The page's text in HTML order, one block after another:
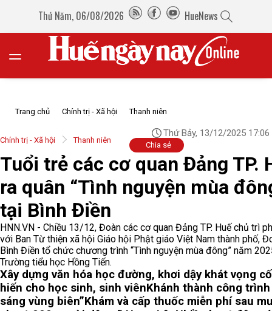
Thứ Năm, 06/08/2026 HueNews
Trang chủ Chính trị - Xã hội Thanh niên
Chính trị - Xã hội Thanh niên
Thứ Bảy, 13/12/2025 17:06
Chia sẻ
Tuổi trẻ các cơ quan Đảng TP.
ra quân “Tình nguyện mùa
tại Bình Điền
HNN.VN - Chiều 13/12, Đoàn các cơ quan Đảng TP. Huế chủ trì
với Ban Từ thiện xã hội Giáo hội Phật giáo Việt Nam thành phố,
Bình Điền tổ chức chương trình “Tình nguyện mùa đông” năm
Trường tiểu học Hồng Tiến.
Xây dựng văn hóa học đường, khơi dậy khát vọng
hiến cho học sinh, sinh viênKhánh thành công trình
sáng vùng biên”Khám và cấp thuốc miễn phí sau